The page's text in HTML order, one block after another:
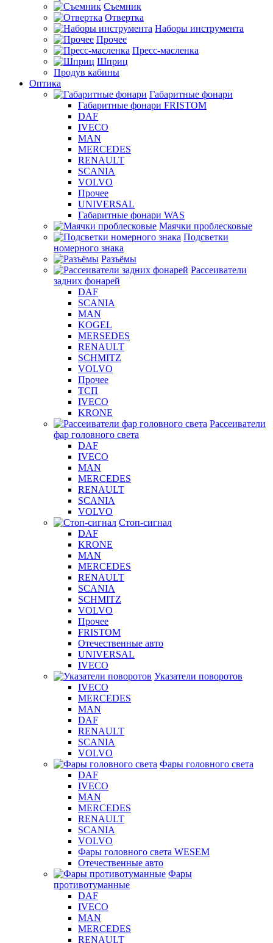
Съемник
Отвертка
Наборы инструмента
Прочее
Пресс-масленка
Шприц
Продув кабины
Оптика
Габаритные фонари
Габаритные фонари FRISTOM
DAF
IVECO
MAN
MERCEDES
RENAULT
SCANIA
VOLVO
Прочее
UNIVERSAL
Габаритные фонари WAS
Маячки проблесковые
Подсветки
номерного знака
Разъёмы
Рассеиватели
задних фонарей
DAF
SCANIA
MAN
KOGEL
MERSEDES
RENAULT
SCHMITZ
VOLVO
Прочее
ТСП
IVECO
KRONE
Рассеиватели
фар головного света
DAF
IVECO
MAN
MERCEDES
RENAULT
SCANIA
VOLVO
Стоп-сигнал
DAF
KRONE
MAN
MERCEDES
RENAULT
SCANIA
SCHMITZ
VOLVO
Прочее
FRISTOM
Отечественные авто
UNIVERSAL
IVECO
Указатели поворотов
IVECO
MERCEDES
MAN
DAF
RENAULT
SCANIA
VOLVO
Фары головного света
DAF
IVECO
MAN
MERCEDES
RENAULT
SCANIA
VOLVO
Фары головного света WESEM
Отечественные авто
Фары
противотуманные
DAF
IVECO
MAN
MERCEDES
RENAULT